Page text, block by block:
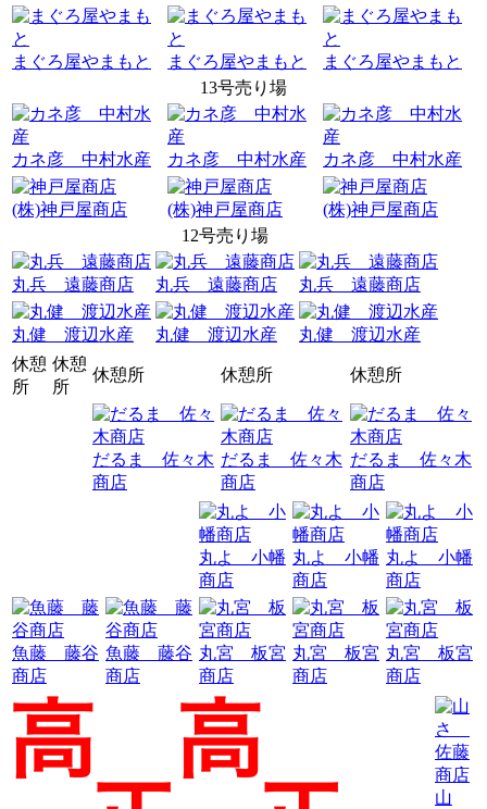
まぐろ屋やまもと まぐろ屋やまもと
まぐろ屋やまもと
13号売り場
カネ彦 中村水産 カネ彦 中村水産 カネ彦 中村水産
(株)神戸屋商店 (株)神戸屋商店
(株)神戸屋商店
12号売り場
丸兵 遠藤商店 丸兵 遠藤商店 丸兵 遠藤商店
丸健 渡辺水産 丸健 渡辺水産
丸健 渡辺水産
休憩
所
休憩
所
休憩所 休憩所 休憩所
だるま 佐々木
商店
だるま 佐々木
商店
だるま 佐々木
商店
丸よ 小幡
商店
丸よ 小幡
商店
丸よ 小幡
商店
魚藤 藤谷
商店
魚藤 藤谷
商店
丸宮 板宮
商店
丸宮 板宮
商店
丸宮 板宮
商店
山